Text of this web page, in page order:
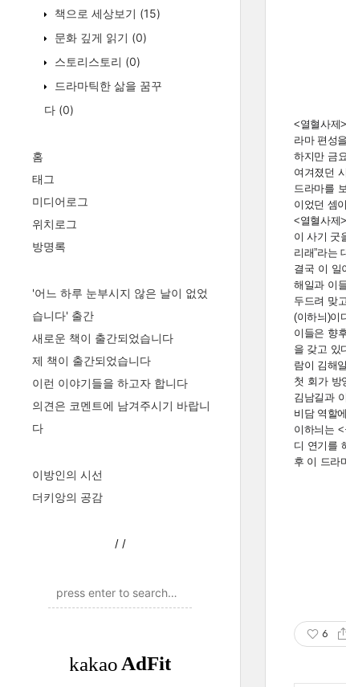
책으로 세상보기 (15)
문화 깊게 읽기 (0)
스토리스토리 (0)
드라마틱한 삶을 꿈꾸
다 (0)
홈
태그
미디어로그
위치로그
방명록
'어느 하루 눈부시지 않은 날이 없었
습니다' 출간
새로운 책이 출간되었습니다
제 책이 출간되었습니다
이런 이야기들을 하고자 합니다
의견은 코멘트에 남겨주시기 바랍니
다
이방인의 시선
더키앙의 공감
/ /
<열혈사제
라마 편성
하지만 금
여겨졌던
드라마를
이었던 셈
<열혈사제
이 사기 굿
리래”라는
결국 이 일
해일과 이
두드려 맞
(이하늬)이
이들은 향
을 갖고 있
람이 김해
첫 회가 방
김남길과
비담 역할
이하늬는
디 연기를
후 이 드라
6